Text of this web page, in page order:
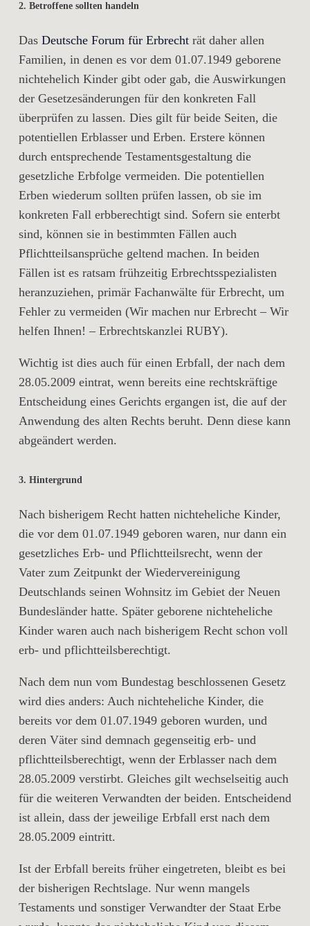
2. Betroffene sollten handeln
Das Deutsche Forum für Erbrecht rät daher allen
Familien, in denen es vor dem 01.07.1949 geborene
nichtehelich Kinder gibt oder gab, die Auswirkungen
der Gesetzesänderungen für den konkreten Fall
überprüfen zu lassen. Dies gilt für beide Seiten, die
potentiellen Erblasser und Erben. Erstere können
durch entsprechende Testamentsgestaltung die
gesetzliche Erbfolge vermeiden. Die potentiellen
Erben wiederum sollten prüfen lassen, ob sie im
konkreten Fall erbberechtigt sind. Sofern sie enterbt
sind, können sie in bestimmten Fällen auch
Pflichtteilsansprüche geltend machen. In beiden
Fällen ist es ratsam frühzeitig Erbrechtsspezialisten
heranzuziehen, primär Fachanwälte für Erbrecht, um
Fehler zu vermeiden (Wir machen nur Erbrecht – Wir
helfen Ihnen! – Erbrechtskanzlei RUBY).
Wichtig ist dies auch für einen Erbfall, der nach dem
28.05.2009 eintrat, wenn bereits eine rechtskräftige
Entscheidung eines Gerichts ergangen ist, die auf der
Anwendung des alten Rechts beruht. Denn diese kann
abgeändert werden.
3. Hintergrund
Nach bisherigem Recht hatten nichteheliche Kinder,
die vor dem 01.07.1949 geboren waren, nur dann ein
gesetzliches Erb- und Pflichtteilsrecht, wenn der
Vater zum Zeitpunkt der Wiedervereinigung
Deutschlands seinen Wohnsitz im Gebiet der Neuen
Bundesländer hatte. Später geborene nichteheliche
Kinder waren auch nach bisherigem Recht schon voll
erb- und pflichtteilsberechtigt.
Nach dem nun vom Bundestag beschlossenen Gesetz
wird dies anders: Auch nichteheliche Kinder, die
bereits vor dem 01.07.1949 geboren wurden, und
deren Väter sind demnach gegenseitig erb- und
pflichtteilsberechtigt, wenn der Erblasser nach dem
28.05.2009 verstirbt. Gleiches gilt wechselseitig auch
für die weiteren Verwandten der beiden. Entscheidend
ist allein, dass der jeweilige Erbfall erst nach dem
28.05.2009 eintritt.
Ist der Erbfall bereits früher eingetreten, bleibt es bei
der bisherigen Rechtslage. Nur wenn mangels
Testaments und sonstiger Verwandter der Staat Erbe